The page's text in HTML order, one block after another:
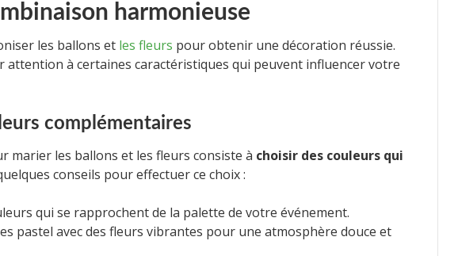
harmonieuse
les ballons et les fleurs pour obtenir une décoration réussie.
attention à certaines caractéristiques qui peuvent influencer votre
complémentaires
marier les ballons et les fleurs consiste à choisir des couleurs qui
conseils pour effectuer ce choix :
qui se rapprochent de la palette de votre événement.
pastel avec des fleurs vibrantes pour une atmosphère douce et